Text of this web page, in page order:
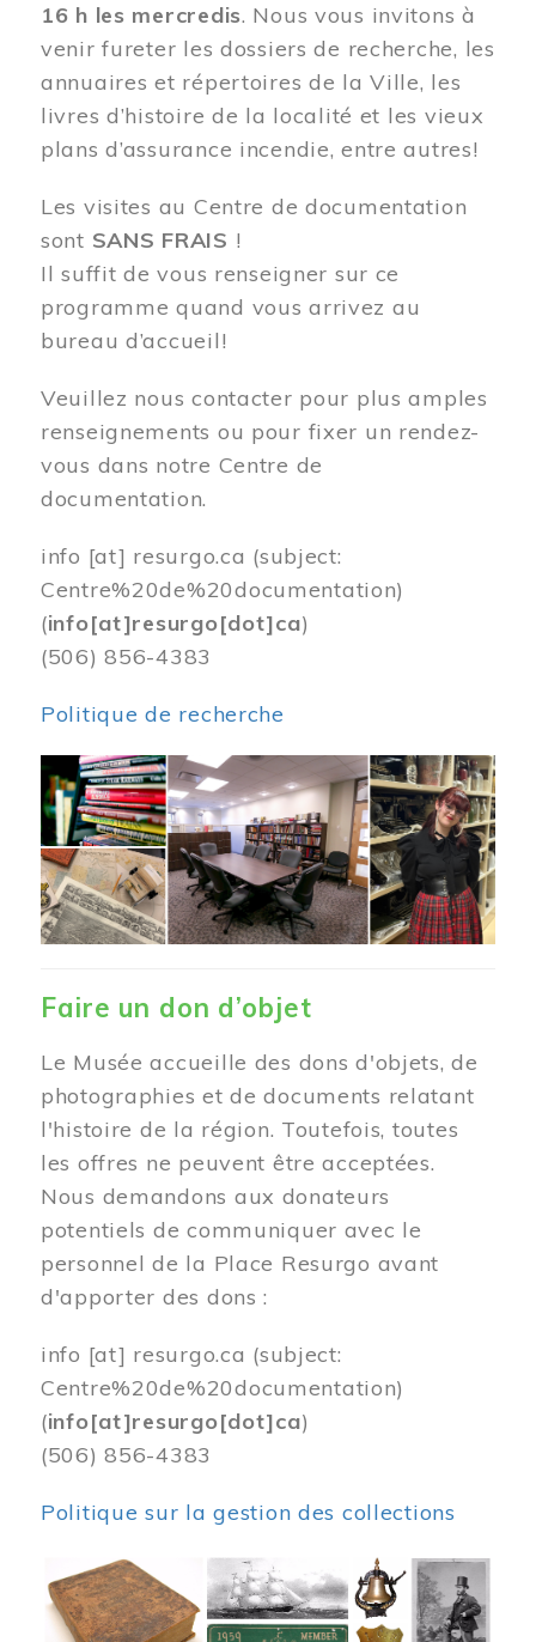
16 h les mercredis. Nous vous invitons à
venir fureter les dossiers de recherche, les
annuaires et répertoires de la Ville, les
livres d’histoire de la localité et les vieux
plans d’assurance incendie, entre autres!
Les visites au Centre de documentation
sont SANS FRAIS !
Il suffit de vous renseigner sur ce
programme quand vous arrivez au
bureau d’accueil!
Veuillez nous contacter pour plus amples
renseignements ou pour fixer un rendez-
vous dans notre Centre de
documentation.
info [at] resurgo.ca (subject:
Centre%20de%20documentation)
(info[at]resurgo[dot]ca)
(506) 856-4383
Politique de recherche
Image
Faire un don d’objet
Le Musée accueille des dons d'objets, de
photographies et de documents relatant
l'histoire de la région. Toutefois, toutes
les offres ne peuvent être acceptées.
Nous demandons aux donateurs
potentiels de communiquer avec le
personnel de la Place Resurgo avant
d'apporter des dons :
info [at] resurgo.ca (subject:
Centre%20de%20documentation)
(info[at]resurgo[dot]ca)
(506) 856-4383
Politique sur la gestion des collections